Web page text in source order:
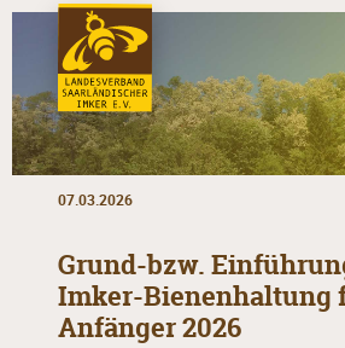
07.03.2026
Grund-bzw.
Imker-Bienenhaltung
Anfänger 2026